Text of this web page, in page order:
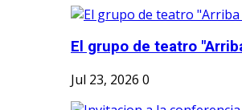
El grupo de teatro
Jul 23, 2026 0